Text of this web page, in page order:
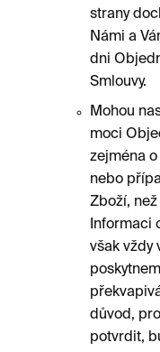
strany
Námi a
dni
Smlouvy.
Mohou
moci
zejména
nebo
Zboží,
Informaci
však vždy
důvod,
potvrdit,